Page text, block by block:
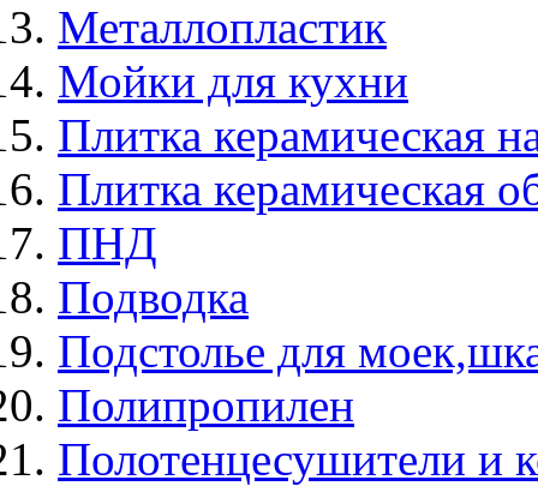
Металлопластик
Мойки для кухни
Плитка керамическая
Плитка керамическая
ПНД
Подводка
Подстолье для
Полипропилен
Полотенцесушители и